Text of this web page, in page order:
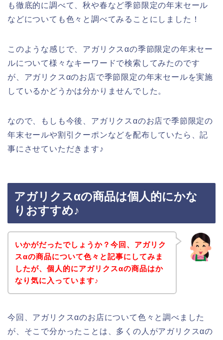
も徹底的に調べて、秋や春など季節限定の年末セール
などについても色々と調べてみることにしました！
このような感じで、アガリクスαの季節限定の年末セー
ルについて様々なキーワードで検索してみたのです
が、アガリクスαのお店で季節限定の年末セールを実施
しているかどうかは分かりませんでした。
なので、もしも今後、アガリクスαのお店で季節限定の
年末セールや割引クーポンなどを配布していたら、記
事にさせていただきます♪
アガリクスαの商品は個人的にかな
りおすすめ♪
いかがだったでしょうか？今回、アガリク
スαの商品について色々と記事にしてみま
したが、個人的にアガリクスαの商品はか
なり気に入っています♪
今回、アガリクスαのお店について色々と調べました
が、そこで分かったことは、多くの人がアガリクスαの